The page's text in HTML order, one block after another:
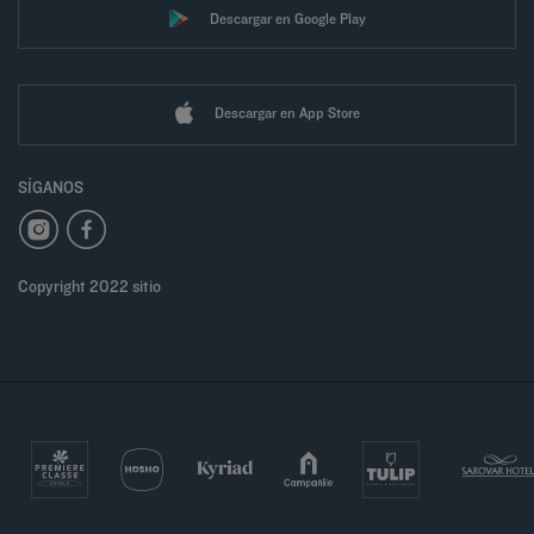
Descargar en Google Play
Descargar en App Store
SÍGANOS
Copyright 2022 sitio